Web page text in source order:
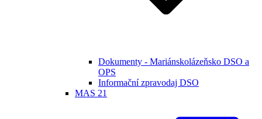
Dokumenty - Mariánskolázeňsko DSO a
OPS
Informační zpravodaj DSO
MAS 21